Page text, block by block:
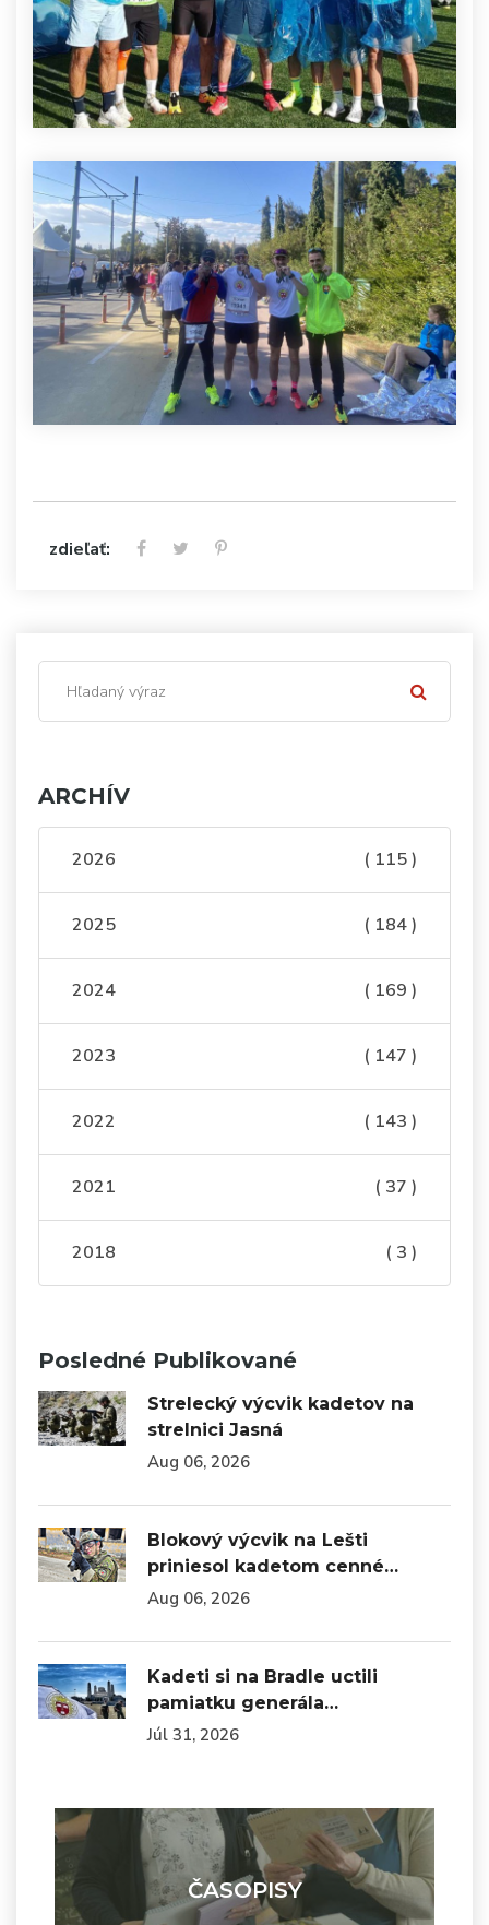
zdieľať:
ARCHÍV
2026 ( 115 )
2025 ( 184 )
2024 ( 169 )
2023 ( 147 )
2022 ( 143 )
2021 ( 37 )
2018 ( 3 )
Posledné Publikované
Strelecký výcvik kadetov na
strelnici Jasná
Aug 06, 2026
Blokový výcvik na Lešti
priniesol kadetom cenné…
Aug 06, 2026
Kadeti si na Bradle uctili
pamiatku generála…
Júl 31, 2026
ČASOPISY